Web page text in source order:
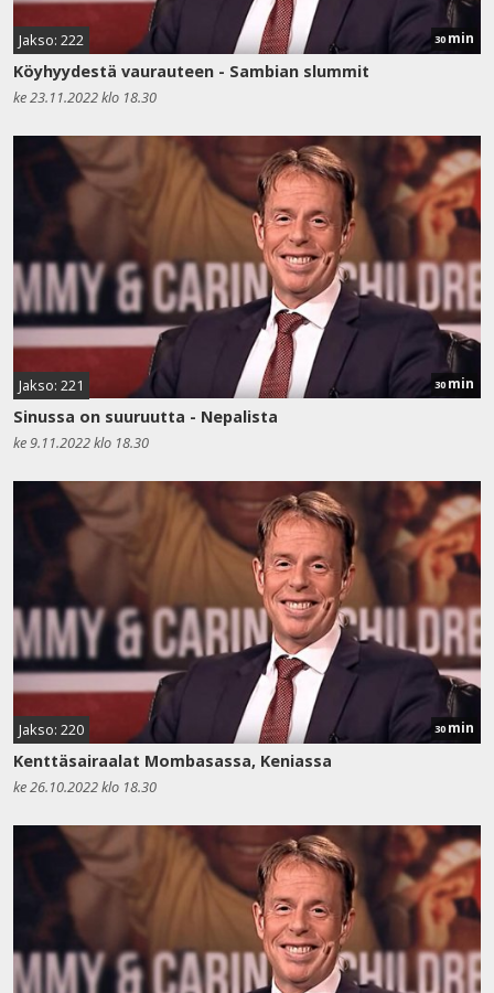
Jakso: 222 30min
Köyhyydestä vaurauteen - Sambian slummit
ke 23.11.2022 klo 18.30
Jakso: 221 30min
Sinussa on suuruutta - Nepalista
ke 9.11.2022 klo 18.30
Jakso: 220 30min
Kenttäsairaalat Mombasassa, Keniassa
ke 26.10.2022 klo 18.30